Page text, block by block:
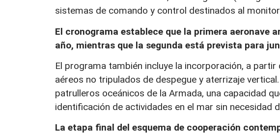
sistemas de comando y control destinados al
El cronograma establece que la primera aeronave
año, mientras que la segunda está prevista para
El programa también incluye la incorporación, a
aéreos no tripulados de despegue y aterrizaje
patrulleros oceánicos de la Armada, una capacidad
identificación de actividades en el mar sin necesidad
La etapa final del esquema de cooperación